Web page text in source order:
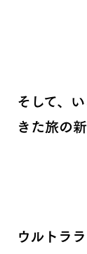
そして、
きた旅の
ウルトラ